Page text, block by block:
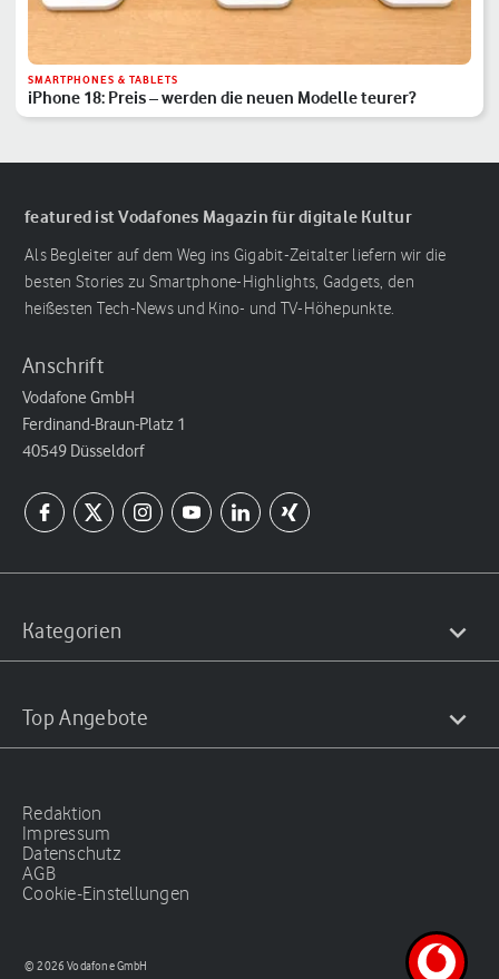
SMARTPHONES & TABLETS
iPhone 18: Preis – werden die neuen Modelle teurer?
featured ist Vodafones Magazin für digitale Kultur
Als Begleiter auf dem Weg ins Gigabit-Zeitalter liefern wir die
besten Stories zu Smartphone-Highlights, Gadgets, den
heißesten Tech-News und Kino- und TV-Höhepunkte.
Anschrift
Vodafone GmbH
Ferdinand-Braun-Platz 1
40549 Düsseldorf
Kategorien
Top Angebote
Redaktion
Impressum
Datenschutz
AGB
Cookie-Einstellungen
© 2026 Vodafone GmbH